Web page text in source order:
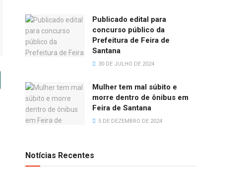
Publicado edital para
concurso público da
Prefeitura de Feira de
Santana
30 DE JULHO DE 2024
Mulher tem mal súbito e
morre dentro de ônibus em
Feira de Santana
5 DE DEZEMBRO DE 2024
Notícias Recentes